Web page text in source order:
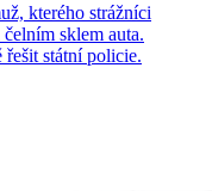
kterého strážníci
sklem auta.
řešit státní policie.